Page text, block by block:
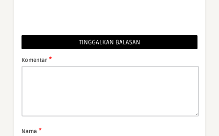
TINGGALKAN BALASAN
Komentar *
Nama *